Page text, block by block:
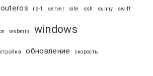
rz-1 server site ssh sunny swift
webmin windows
обновление скорость